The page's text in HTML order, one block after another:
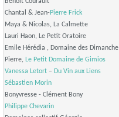
Chantal & Jean-Pierre Frick
Maya & Nicolas, La Calmette
Lauri Haon, Le Petit Oratoire
Emile Hérédia , Domaine des Dimanche
Pierre, Le Petit Domaine de Gimios
Vanessa Letort – Du Vin aux Liens
Sébastien Morin
Bonyvresse - Clément Bony
Philippe Chevarin